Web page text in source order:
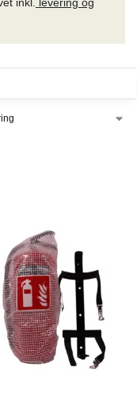
inkl. levering og